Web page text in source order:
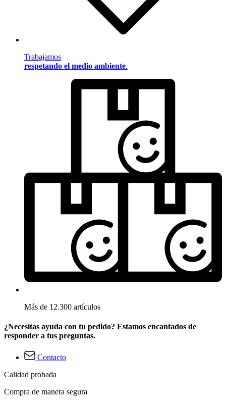
Trabajamos
respetando el medio ambiente.
Más de 12.300 artículos
¿Necesitas ayuda con tu pedido? Estamos encantados de
responder a tus preguntas.
Contacto
Calidad probada
Compra de manera segura